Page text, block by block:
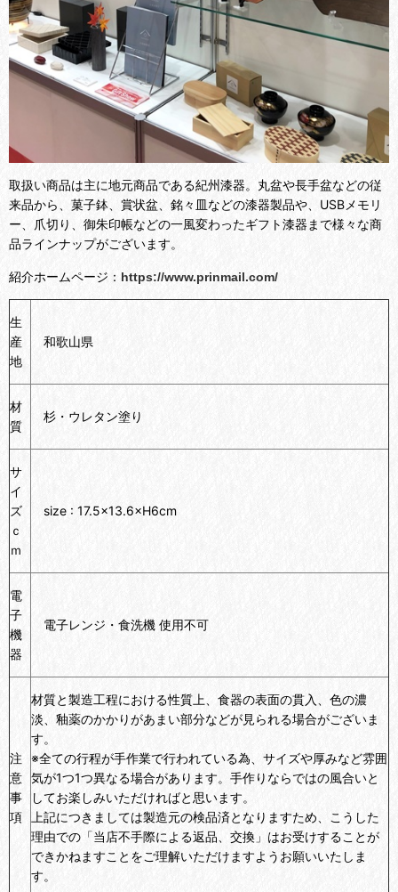
取扱い商品は主に地元商品である紀州漆器。丸盆や長手盆などの従
来品から、菓子鉢、賞状盆、銘々皿などの漆器製品や、USBメモリ
ー、爪切り、御朱印帳などの一風変わったギフト漆器まで様々な商
品ラインナップがございます。
紹介ホームページ： https://www.prinmail.com/
生
産
地
和歌山県
材
質
杉・ウレタン塗り
サ
イ
ズ
ｃ
ｍ
size : 17.5×13.6×H6cm
電
子
機
器
電子レンジ・食洗機 使用不可
注
意
事
項
材質と製造工程における性質上、食器の表面の貫入、色の濃
淡、釉薬のかかりがあまい部分などが見られる場合がございま
す。
※全ての行程が手作業で行われている為、サイズや厚みなど雰囲
気が1つ1つ異なる場合があります。手作りならではの風合いと
してお楽しみいただければと思います。
上記につきましては製造元の検品済となりますため、こうした
理由での「当店不手際による返品、交換」はお受けすることが
できかねますことをご理解いただけますようお願いいたしま
す。